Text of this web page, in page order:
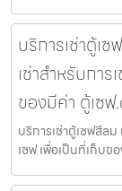
บริการเช่าตู้เ
เช่าสำหรับกา
ของมีค่า ตู้เซ
บริการเช่าตู้เซฟสีล
เซฟ เพื่อเป็นที่เก็บข